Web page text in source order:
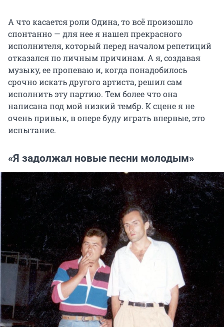
А что касается роли Одина, то всё произошло
спонтанно — для нее я нашел прекрасного
исполнителя, который перед началом репетиций
отказался по личным причинам. А я, создавая
музыку, ее пропеваю и, когда понадобилось
срочно искать другого артиста, решил сам
исполнить эту партию. Тем более что она
написана под мой низкий тембр. К сцене я не
очень привык, в опере буду играть впервые, это
испытание.
«Я задолжал новые песни молодым»